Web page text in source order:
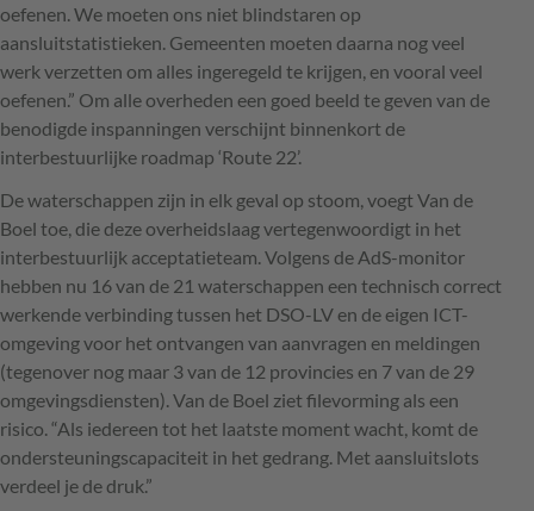
oefenen. We moeten ons niet blindstaren op
aansluitstatistieken. Gemeenten moeten daarna nog veel
werk verzetten om alles ingeregeld te krijgen, en vooral veel
oefenen.” Om alle overheden een goed beeld te geven van de
benodigde inspanningen verschijnt binnenkort de
interbestuurlijke roadmap ‘Route 22’.
De waterschappen zijn in elk geval op stoom, voegt Van de
Boel toe, die deze overheidslaag vertegenwoordigt in het
interbestuurlijk acceptatieteam. Volgens de AdS-monitor
hebben nu 16 van de 21 waterschappen een technisch correct
werkende verbinding tussen het DSO-LV en de eigen ICT-
omgeving voor het ontvangen van aanvragen en meldingen
(tegenover nog maar 3 van de 12 provincies en 7 van de 29
omgevingsdiensten). Van de Boel ziet filevorming als een
risico. “Als iedereen tot het laatste moment wacht, komt de
ondersteuningscapaciteit in het gedrang. Met aansluitslots
verdeel je de druk.”